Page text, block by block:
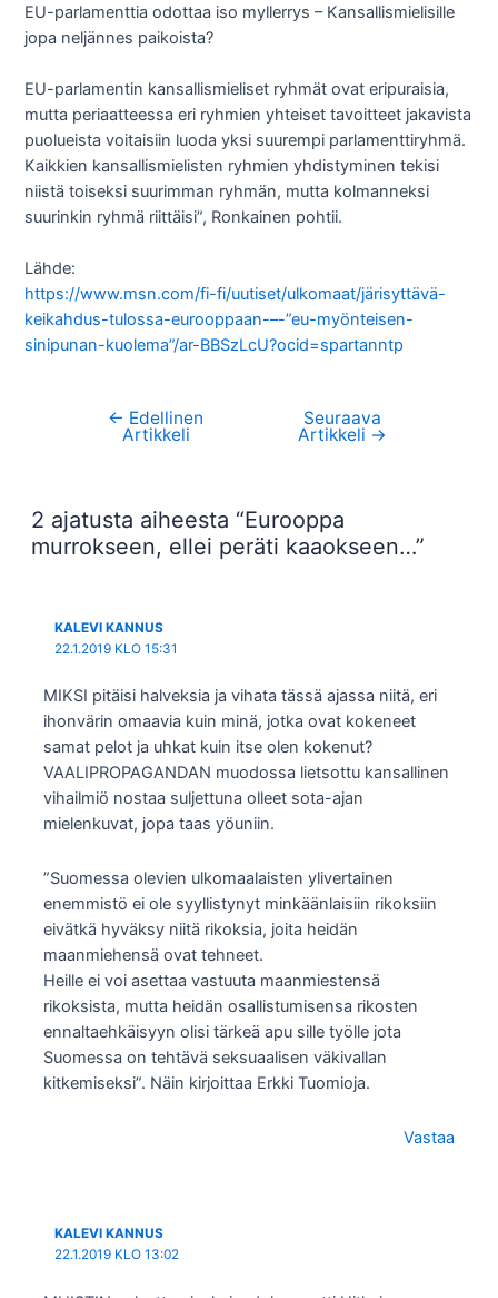
EU-parlamenttia odottaa iso myllerrys – Kansallismielisille
jopa neljännes paikoista?
EU-parlamentin kansallismieliset ryhmät ovat eripuraisia,
mutta periaatteessa eri ryhmien yhteiset tavoitteet jakavista
puolueista voitaisiin luoda yksi suurempi parlamenttiryhmä.
Kaikkien kansallismielisten ryhmien yhdistyminen tekisi
niistä toiseksi suurimman ryhmän, mutta kolmanneksi
suurinkin ryhmä riittäisi”, Ronkainen pohtii.
Lähde:
https://www.msn.com/fi-fi/uutiset/ulkomaat/järisyttävä-
keikahdus-tulossa-eurooppaan-–-”eu-myönteisen-
sinipunan-kuolema”/ar-BBSzLcU?ocid=spartanntp
Artikkelien
← Edellinen
Artikkeli
Seuraava
Artikkeli →
2 ajatusta aiheesta “Eurooppa
murrokseen, ellei peräti kaaokseen…”
KALEVI KANNUS
22.1.2019 KLO 15:31
MIKSI pitäisi halveksia ja vihata tässä ajassa niitä, eri
ihonvärin omaavia kuin minä, jotka ovat kokeneet
samat pelot ja uhkat kuin itse olen kokenut?
VAALIPROPAGANDAN muodossa lietsottu kansallinen
vihailmiö nostaa suljettuna olleet sota-ajan
mielenkuvat, jopa taas yöuniin.
”Suomessa olevien ulkomaalaisten ylivertainen
enemmistö ei ole syyllistynyt minkäänlaisiin rikoksiin
eivätkä hyväksy niitä rikoksia, joita heidän
maanmiehensä ovat tehneet.
Heille ei voi asettaa vastuuta maanmiestensä
rikoksista, mutta heidän osallistumisensa rikosten
ennaltaehkäisyyn olisi tärkeä apu sille työlle jota
Suomessa on tehtävä seksuaalisen väkivallan
kitkemiseksi”. Näin kirjoittaa Erkki Tuomioja.
Vastaa
KALEVI KANNUS
22.1.2019 KLO 13:02